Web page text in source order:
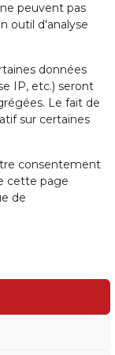
peuvent pas
outil d'analyse
données
IP, etc.) seront
Le fait de
sur certaines
consentement
cette page
de